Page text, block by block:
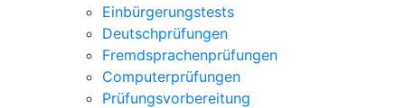
Einbürgerungstests
Deutschprüfungen
Fremdsprachenprüfungen
Computerprüfungen
Prüfungsvorbereitung